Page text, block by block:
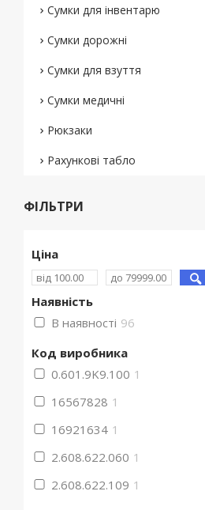
Сумки для інвентарю
Сумки дорожні
Сумки для взуття
Сумки медичні
Рюкзаки
Рахункові табло
ФІЛЬТРИ
Ціна
Наявність
В наявності 96
Код виробника
0.601.9K9.100 1
16567828 1
16921634 1
2.608.622.060 1
2.608.622.109 1